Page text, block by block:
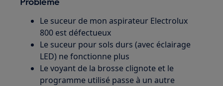
Le suceur de mon aspirateur Electrolux
800 est défectueux
Le suceur pour sols durs (avec éclairage
LED) ne fonctionne plus
Le voyant de la brosse clignote et le
programme utilisé passe à un autre